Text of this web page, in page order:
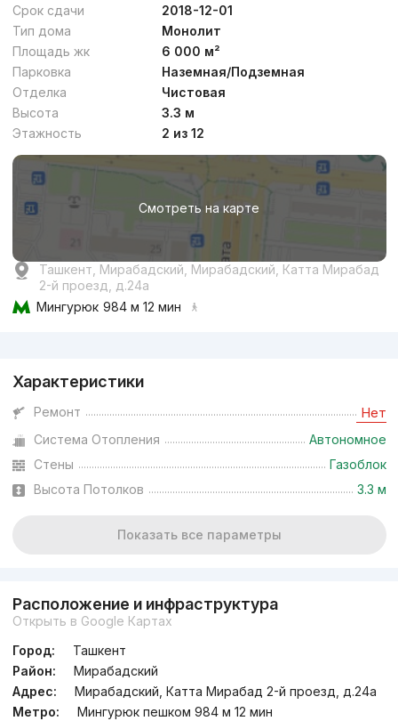
Договорная
Сдача 1кв 2027,Eco House
ЖК «Glinka Premium»
+998 (98) 812...
Премиум
от23.2 млн сум
Сдан 2025,Mavera Town
ЖК «Mavera Town»
+998 (95) 321...
Срок сдачи
2018-12-01
Тип дома
Монолит
Площадь жк
6 000 м²
Парковка
Наземная/Подземная
Отделка
Чистовая
Высота
3.3 м
Этажность
2 из 12
Смотреть на карте
Ташкент, Мирабадский, Мирабадский, Катта Мирабад
2-й проезд, д.24a
Мингурюк 984 м 12 мин
Характеристики
Ремонт Нет
Система Отопления
Автономное
Стены
Газоблок
Высота Потолков
3.3 м
Показать все параметры
Расположение и инфраструктура
Открыть в Google Картах
Город:
Ташкент
Район:
Мирабадский
Адрес:
Мирабадский, Катта Мирабад 2-й проезд, д.24a
Метро:
Мингурюк пешком 984 м 12 мин